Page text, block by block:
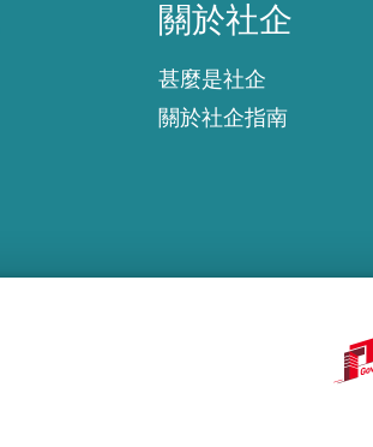
關於社企
甚麼是社企
關於社企指南